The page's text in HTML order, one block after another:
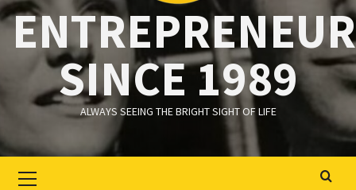
SINCE 1989
ALWAYS SEEING THE BRIGHT SIGHT OF LIFE
menu